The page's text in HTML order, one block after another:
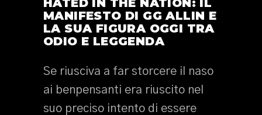
HATED IN THE NATION: IL
MANIFESTO DI GG ALLIN E
LA SUA FIGURA OGGI TRA
ODIO E LEGGENDA
Se riusciva a far storcere il naso
ai benpensanti era riuscito nel
suo preciso intento di essere